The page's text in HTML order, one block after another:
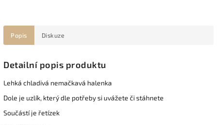
Popis Diskuze
Detailní popis produktu
Lehká chladivá nemačkavá halenka
Dole je uzlík, který dle potřeby si uvážete či stáhnete
Součástí je řetízek